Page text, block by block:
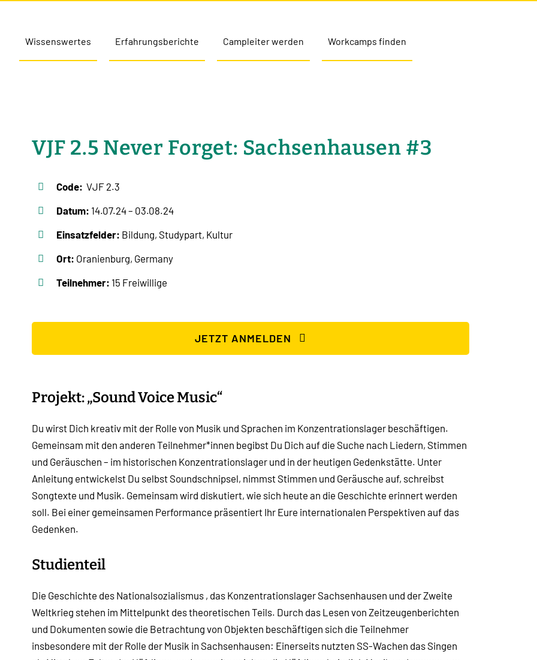
Wissenswertes Erfahrungsberichte Campleiter werden Workcamps finden
VJF 2.5 Never Forget: Sachsenhausen #3
Code:VJF 2.3
Datum: 14.07.24 – 03.08.24
Einsatzfelder: Bildung, Studypart, Kultur
Ort: Oranienburg, Germany
Teilnehmer: 15 Freiwillige
JETZT ANMELDEN
Projekt: „Sound Voice Music“
Du wirst Dich kreativ mit der Rolle von Musik und Sprachen im Konzentrationslager beschäftigen.
Gemeinsam mit den anderen Teilnehmer*innen begibst Du Dich auf die Suche nach Liedern, Stimmen
und Geräuschen – im historischen Konzentrationslager und in der heutigen Gedenkstätte. Unter
Anleitung entwickelst Du selbst Soundschnipsel, nimmst Stimmen und Geräusche auf, schreibst
Songtexte und Musik. Gemeinsam wird diskutiert, wie sich heute an die Geschichte erinnert werden
soll. Bei einer gemeinsamen Performance präsentiert Ihr Eure internationalen Perspektiven auf das
Gedenken.
Studienteil
Die Geschichte des Nationalsozialismus , das Konzentrationslager Sachsenhausen und der Zweite
Weltkrieg stehen im Mittelpunkt des theoretischen Teils. Durch das Lesen von Zeitzeugenberichten
und Dokumenten sowie die Betrachtung von Objekten beschäftigen sich die Teilnehmer
insbesondere mit der Rolle der Musik in Sachsenhausen: Einerseits nutzten SS-Wachen das Singen